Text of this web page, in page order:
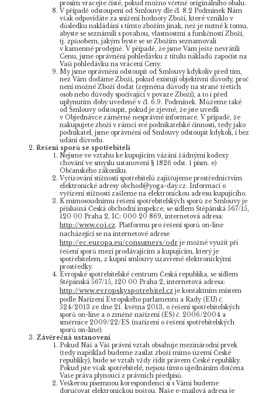
prosím vracejte čisté, pokud možno včetně originálního obalu.
V případě odstoupení od Smlouvy dle čl. 8.2 Podmínek Nám
však odpovídáte za snížení hodnoty Zboží, které vzniklo v
důsledku nakládání s tímto zbožím jinak, než je nutné k tomu,
abyste se seznámili s povahou, vlastnostmi a funkčností Zboží,
tj. způsobem, jakým byste se se Zbožím seznamovali
v kamenné prodejně. V případě, že jsme Vám ještě nevrátili
Cenu, jsme oprávněni pohledávku z titulu nákladů započíst na
Vaši pohledávku na vrácení Ceny.
My jsme oprávněni odstoupit od Smlouvy kdykoliv před tím,
než Vám dodáme Zboží, pokud existují objektivní důvody, proč
není možné Zboží dodat (zejména důvody na straně třetích
osob nebo důvody spočívající v povaze Zboží), a to i před
uplynutím doby uvedené v čl. 6.9. Podmínek. Můžeme také
od Smlouvy odstoupit, pokud je zjevné, že jste uvedli
v Objednávce záměrně nesprávné informace. V případě, že
nakupujete zboží v rámci své podnikatelské činnosti, tedy jako
podnikatel, jsme oprávněni od Smlouvy odstoupit kdykoli, i bez
udání důvodu.
Řešení sporů se spotřebiteli
Nejsme ve vztahu ke kupujícím vázáni žádnými kodexy
chování ve smyslu ustanovení § 1826 odst. 1 písm. e)
Občanského zákoníku.
Vyřizování stížností spotřebitelů zajišťujeme prostřednictvím
elektronické adresy obchod@yoga-day.cz. Informaci o
vyřízení stížnosti zašleme na elektronickou adresu kupujícího.
K mimosoudnímu řešení spotřebitelských sporů ze Smlouvy je
příslušná Česká obchodní inspekce, se sídlem Štěpánská 567/15,
120 00 Praha 2, IČ: 000 20 869, internetová adresa:
http://www.coi.cz. Platformu pro řešení sporů on-line
nacházející se na internetové adrese
http://ec.europa.eu/consumers/odrje možné využít při
řešení sporů mezi prodávajícím a kupujícím, který je
spotřebitelem, z kupní smlouvy uzavřené elektronickými
prostředky.
Evropské spotřebitelské centrum Česká republika, se sídlem
Štěpánská 567/15, 120 00 Praha 2, internetová adresa:
http://www.evropskyspotrebitel.czje kontaktním místem
podle Nařízení Evropského parlamentu a Rady (EU) č.
524/2013 ze dne 21. května 2013, o řešení spotřebitelských
sporů on-line a o změně nařízení (ES) č. 2006/2004 a
směrnice 2009/22/ES (nařízení o řešení spotřebitelských
sporů on-line).
Závěrečná ustanovení
Pokud Náš a Váš právní vztah obsahuje mezinárodní prvek
(tedy například budeme zasílat zboží mimo území České
republiky), bude se vztah vždy řídit právem České republiky.
Pokud jste však spotřebitelé, nejsou tímto ujednáním dotčena
Vaše práva plynoucí z právních předpisů.
Veškerou písemnou korespondenci si s Vámi budeme
doručovat elektronickou poštou. Naše e-mailová adresa je